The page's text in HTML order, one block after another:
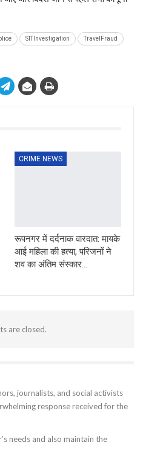
SITInvestigation TravelFraud
CRIME NEWS
रूपनगर में दर्दनाक वारदात: मायके
आई महिला की हत्या, परिजनों ने
शव का अंतिम संस्कार…
are closed.
journalists, and social activists
response received for the
needs and also maintain the